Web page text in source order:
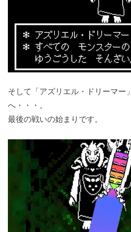
そして「アズリエル・ドリーマー
へ・・・。
最後の戦いの始まりです。